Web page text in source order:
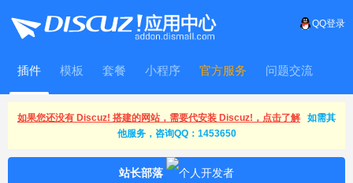
QQ登录
插件 模板 套餐 小程序 官方服务 问题交流
WitFrame
如果您还没有 Discuz! 搭建的网站，需要代安装 Discuz!，点击了解
如需其
他服务，咨询QQ：1453650
站长部落